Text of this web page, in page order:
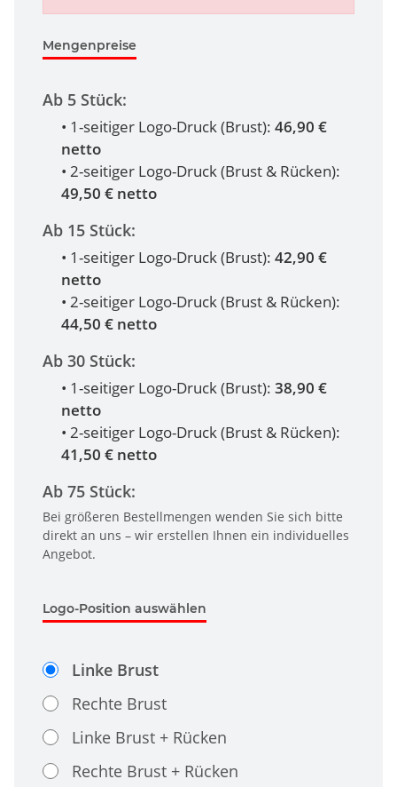
Mengenpreise
Ab 5 Stück:
• 1-seitiger Logo-Druck (Brust): 46,90 €
netto
• 2-seitiger Logo-Druck (Brust & Rücken):
49,50 € netto
Ab 15 Stück:
• 1-seitiger Logo-Druck (Brust): 42,90 €
netto
• 2-seitiger Logo-Druck (Brust & Rücken):
44,50 € netto
Ab 30 Stück:
• 1-seitiger Logo-Druck (Brust): 38,90 €
netto
• 2-seitiger Logo-Druck (Brust & Rücken):
41,50 € netto
Ab 75 Stück:
Bei größeren Bestellmengen wenden Sie sich bitte
direkt an uns – wir erstellen Ihnen ein individuelles
Angebot.
Logo-Position auswählen
Linke Brust
Rechte Brust
Linke Brust + Rücken
Rechte Brust + Rücken